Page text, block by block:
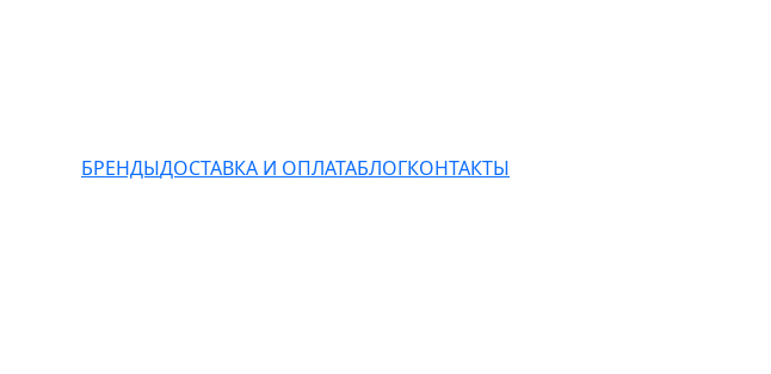
БРЕНДЫДОСТАВКА И ОПЛАТАБЛОГКОНТАКТЫ